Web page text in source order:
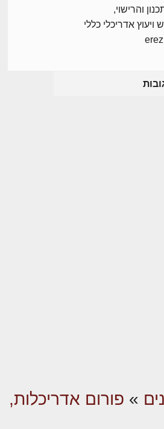
והרישוי,
אדריכלי כללי
» פורום אדריכלות,